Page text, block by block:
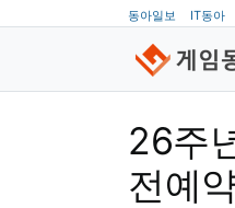
동아일보 IT동아
26주
전예